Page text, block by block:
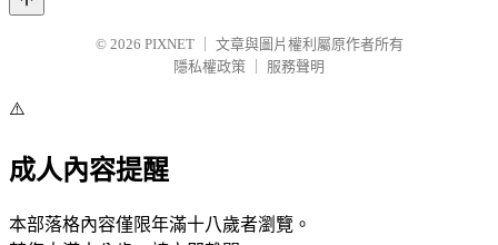
© 2026 PIXNET
文章與圖片權利屬原作者所有
隱私權政策
服務聲明
⚠️
成人內容提醒
本部落格內容僅限年滿十八歲者瀏覽。